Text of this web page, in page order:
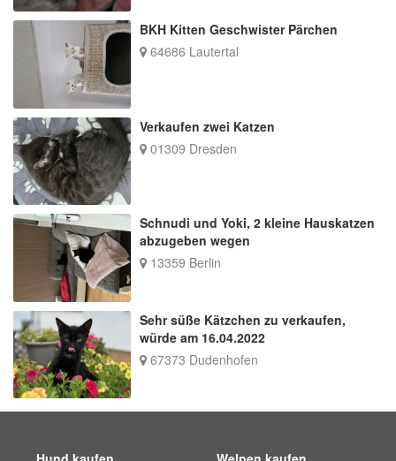
BKH Kitten Geschwister Pärchen
64686 Lautertal
Verkaufen zwei Katzen
01309 Dresden
Schnudi und Yoki, 2 kleine Hauskatzen
abzugeben wegen
13359 Berlin
Sehr süße Kätzchen zu verkaufen,
würde am 16.04.2022
67373 Dudenhofen